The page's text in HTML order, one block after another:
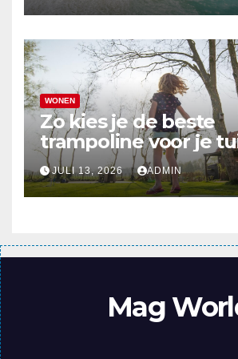
WONEN
Zo kies je de beste
trampoline voor je
JULI 13, 2026 ADMIN
Mag